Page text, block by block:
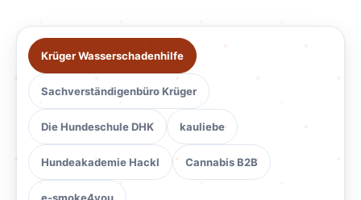
Krüger Wasserschadenhilfe
Sachverständigenbüro Krüger
Die Hundeschule DHK kauliebe
Hundeakademie Hackl Cannabis B2B